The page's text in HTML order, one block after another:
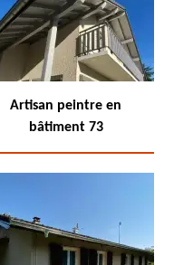
Artisan peintre en
bâtiment 73